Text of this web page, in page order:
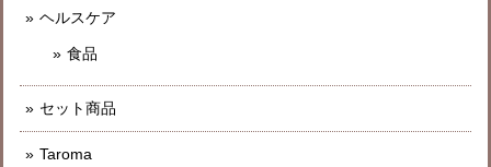
ヘルスケア
食品
セット商品
Taroma